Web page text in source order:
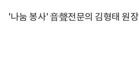
'나눔 봉사' 音聲전문의 김형태 원장